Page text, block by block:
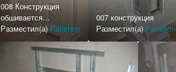
008 Конструкция
обшивается
полностью
гипсокартоном
Разместил(а) Patishon
007 конструкция
Разместил(а) Patishon